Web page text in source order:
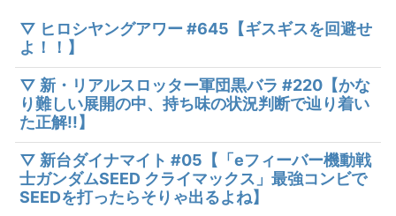
▽ ヒロシヤングアワー #645【ギスギスを回避せ
よ！！】
▽ 新・リアルスロッター軍団黒バラ #220【かな
り難しい展開の中、持ち味の状況判断で辿り着い
た正解!!】
▽ 新台ダイナマイト #05【「eフィーバー機動戦
士ガンダムSEED クライマックス」最強コンビで
SEEDを打ったらそりゃ出るよね】